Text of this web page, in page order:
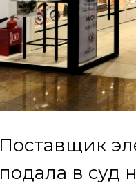
Поставщик
подала в суд